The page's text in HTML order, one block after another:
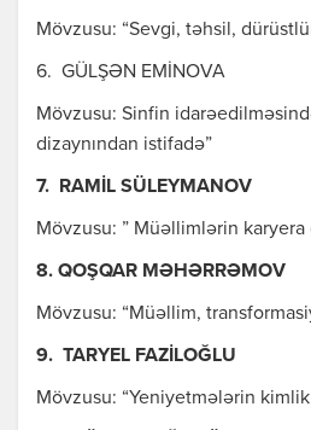
Mövzusu: “Sevgi, təhsil,
6. GÜLŞƏN EMİNOVA
Mövzusu: Sinfin
dizaynından istifadə”
7. RAMİL SÜLEYMANOV
Mövzusu: ” Müəllimlərin
8. QOŞQAR MƏHƏRRƏMOV
Mövzusu: “Müəllim,
9. TARYEL FAZİLOĞLU
Mövzusu: “Yeniyetmələrin kimlik